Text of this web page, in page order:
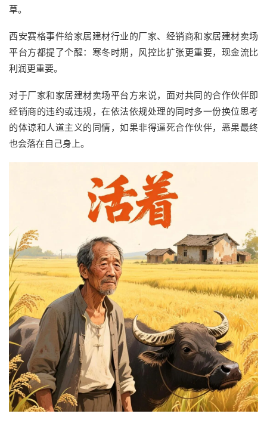
草。
西安赛格事件给家居建材行业的厂家、经销商和家居建材卖场
平台方都提了个醒：寒冬时期，风控比扩张更重要，现金流比
利润更重要。
对于厂家和家居建材卖场平台方来说，面对共同的合作伙伴即
经销商的违约或违规，在依法依规处理的同时多一份换位思考
的体谅和人道主义的同情，如果非得逼死合作伙伴，恶果最终
也会落在自己身上。